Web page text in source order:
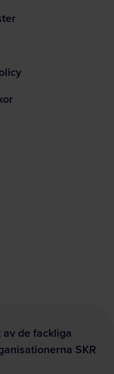
de fackliga
SKR